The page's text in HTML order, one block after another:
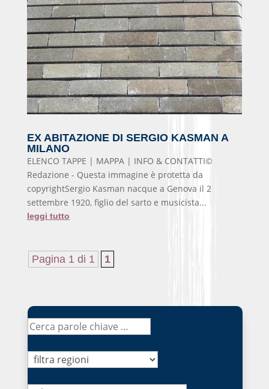
EX ABITAZIONE DI SERGIO KASMAN A
MILANO
ELENCO TAPPE | MAPPA | INFO & CONTATTI©
Redazione - Questa immagine è protetta da
copyrightSergio Kasman nacque a Genova il 2
settembre 1920, figlio del sarto e musicista...
leggi tutto
Pagina 1 di 1 1